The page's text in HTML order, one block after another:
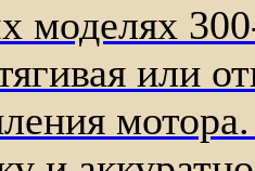
моделях
или